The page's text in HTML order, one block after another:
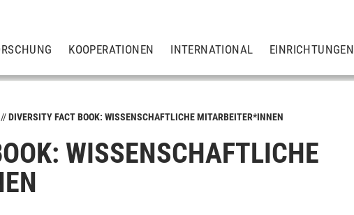
KOOPERATIONEN INTERNATIONAL EINRICHTUNGEN
DIVERSITY FACT BOOK: WISSENSCHAFTLICHE MITARBEITER*INNEN
WISSENSCHAFTLICHE